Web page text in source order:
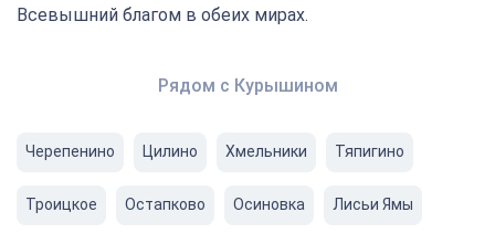
Всевышний благом в обеих мирах.
Рядом с Курышином
Черепенино Цилино Хмельники Тяпигино
Троицкое Остапково Осиновка Лисьи Ямы